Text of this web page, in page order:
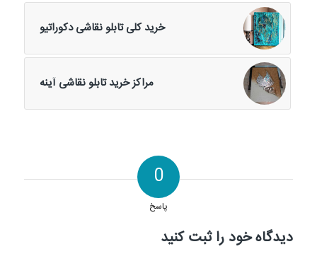
خرید کلی تابلو نقاشی دکوراتیو
مراکز خرید تابلو نقاشی آینه
0
پاسخ
دیدگاه خود را ثبت کنید